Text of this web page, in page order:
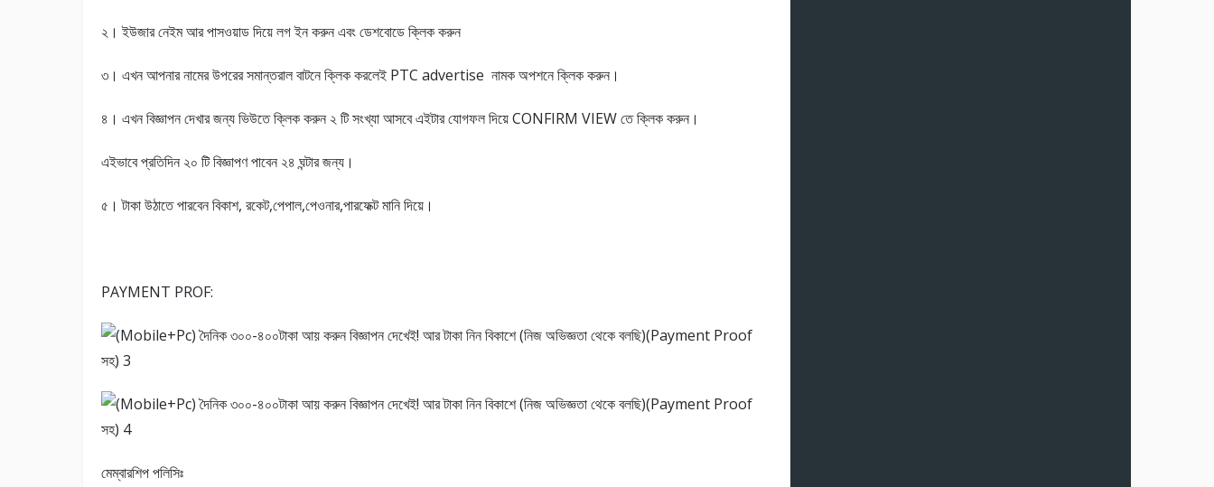
২। ইউজার নেইম আর পাসওয়াড দিয়ে লগ ইন করুন এবং ডেশবোডে ক্লিক করুন
৩। এখন আপনার নামের উপরের সমান্তরাল বাটনে ক্লিক করলেই PTC advertise নামক অপশনে ক্লিক করুন।
৪। এখন বিজ্ঞাপন দেখার জন্য ভিউতে ক্লিক করুন ২ টি সংখ্যা আসবে এইটার যোগফল দিয়ে CONFIRM VIEW তে ক্লিক করুন।
এইভাবে প্রতিদিন ২০ টি বিজ্ঞাপণ পাবেন ২৪ ঘন্টার জন্য।
৫। টাকা উঠাতে পারবেন বিকাশ, রকেট,পেপাল,পেওনার,পারফেক্ট মানি দিয়ে।
PAYMENT PROF:
মেম্বারশিপ পলিসিঃ